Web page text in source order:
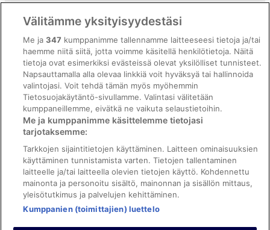
ebookers BONUS+ -ohjelman ehdot
Oikeudelliset tiedot / ota meihin yhteyttä
Sisältövaatimukset ja ilmoituksen tekeminen sisällöstä
Tuki
Ota yhteyttä
Varauksen muuttaminen tai peruuttaminen
Varaa lento lentoyhtiön hyvityskupongeilla
Hyvityksen hakeminen ja aikarajat
Välitämme yksityisyydestäsi
Me ja347 kumppanimme tallennamme laitteeseesi tietoja ja/tai
haemme niitä siitä, jotta voimme käsitellä henkilötietoja. Näitä
tietoja ovat esimerkiksi evästeissä olevat yksilölliset tunnisteet.
Napsauttamalla alla olevaa linkkiä voit hyväksyä tai hallinnoida
valintojasi. Voit tehdä tämän myös myöhemmin
Tietosuojakäytäntö-sivullamme. Valintasi välitetään
kumppaneillemme, eivätkä ne vaikuta selaustietoihin.
Me ja kumppanimme käsittelemme tietojasi
tarjotaksemme:
Tarkkojen sijaintitietojen käyttäminen. Laitteen ominaisuuksien
käyttäminen tunnistamista varten. Tietojen tallentaminen
laitteelle ja/tai laitteella olevien tietojen käyttö. Kohdennettu
mainonta ja personoitu sisältö, mainonnan ja sisällön mittaus,
yleisötutkimus ja palvelujen kehittäminen.
Kumppanien (toimittajien) luettelo